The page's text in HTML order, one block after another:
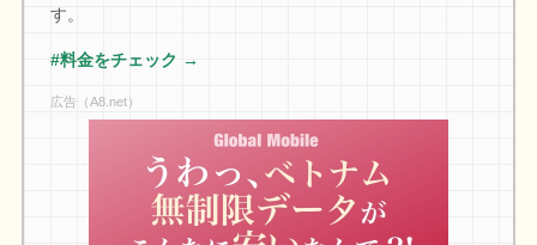
す。
#料金をチェック →
広告（A8.net）